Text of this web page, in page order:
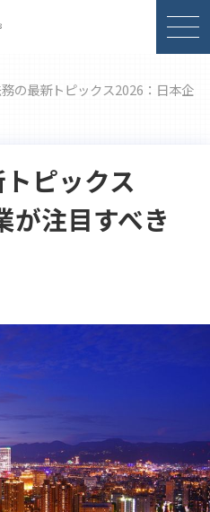
の最新トピックス2026：日本企
ピックス
が注目すべき